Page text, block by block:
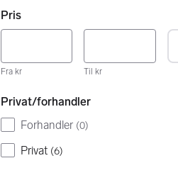
Pris
Fra kr Til kr
Privat/forhandler
Forhandler (0)
Privat (6)